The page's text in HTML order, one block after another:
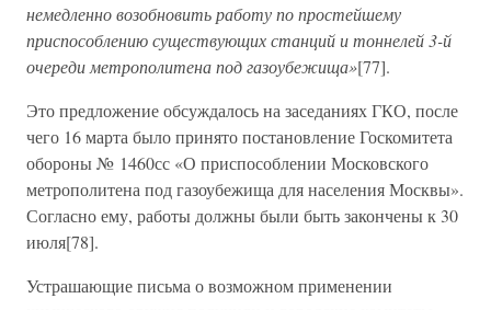
немедленно возобновить работу по простейшему
приспособлению существующих станций и тоннелей 3-й
очереди метрополитена под газоубежища»[77].
Это предложение обсуждалось на заседаниях ГКО, после
чего 16 марта было принято постановление Госкомитета
обороны № 1460сс «О приспособлении Московского
метрополитена под газоубежища для населения Москвы».
Согласно ему, работы должны были быть закончены к 30
июля[78].
Устрашающие письма о возможном применении